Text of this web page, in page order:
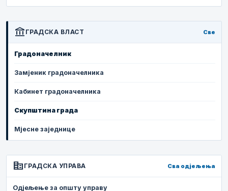
account_balance ГРАДСКА ВЛАСТ Све
Градоначелник
Замјеник градоначелника
Кабинет градоначелника
Скупштина града
Мјесне заједнице
corporate_fare ГРАДСКА УПРАВА Сва одјељења
Одјељење за општу управу